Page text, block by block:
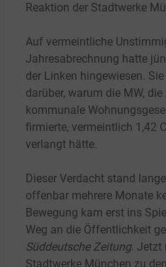
Reaktion der Stadtwerke
Auf vermeintliche
Jahresabrechnung hatte
der Linken hingewiesen.
darüber, warum die MW,
kommunale
firmierte, vermeintlich 1,42
verlangt hätte.
Dieser Verdacht stand
offenbar mehrere Monate
Bewegung kam erst ins
Weg an die Öffentlichkeit
Süddeutsche Zeitung. Jetzt
Stadtwerke München zu